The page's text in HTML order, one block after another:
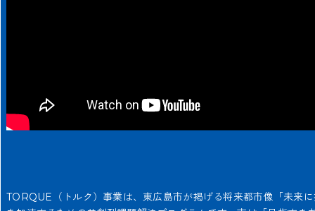
TORQUE（トルク）事業は、東広島市が掲げる将来都市像「未来